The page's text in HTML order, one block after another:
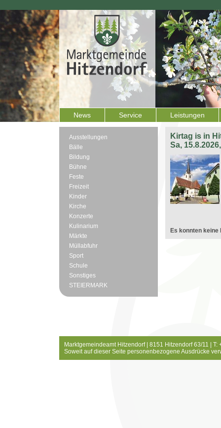
News Service Leistungen
Ausstellungen
Bälle
Bildung
Bühne
Feste
Freizeit
Kinder
Kirche
Konzerte
Kulinarium
Märkte
Müllabfuhr
Sport
Schule
Sonstiges
STEIERMARK
Kirtag is in
Sa,
Es konnten keine
Marktgemeindeamt Hitzendorf | 8151 Hitzendorf 63/11 |
Soweit auf dieser Seite personenbezogene Ausdrücke